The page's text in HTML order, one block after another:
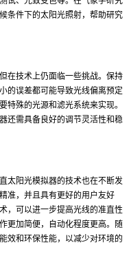
条件下的太阳光照射，帮助研究
在技术上仍面临一些挑战。保持
的误差都可能导致光线偏离预定
特殊的光源和滤光系统来实现。
还需具备良好的调节灵活性和稳
太阳光模拟器的技术也在不断发
准，并且具有更好的用户友好
，可以进一步提高光线的准直性
更加简便，自动化程度更高。随
效和环保性能，以减少对环境的